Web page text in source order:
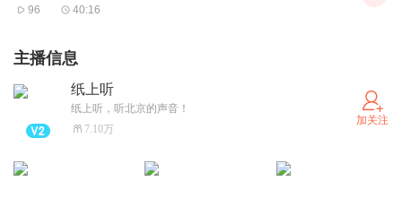
28:51 怎么走上音乐编辑这条路的？
42:48 热爱可抵万难
《中国当代国乐名家原创作品集》
96 40:16
主播信息
纸上听
纸上听，听北京的声音！
7.10万
加关注